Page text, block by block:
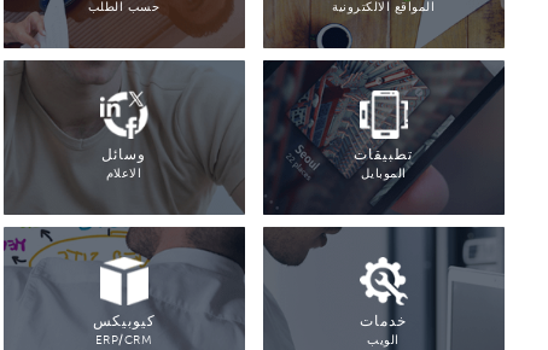
المواقع الالكترونية
حسب الطلب
تطبيقات
الموبايل
وسائل
الاعلام
خدمات
الويب
كيوبيكس
ERP/CRM